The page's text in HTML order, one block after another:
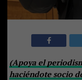
(Apoya el
haciéndote socio